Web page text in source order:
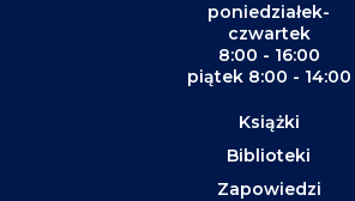
poniedziałek-
czwartek
8:00 - 16:00
piątek 8:00 - 14:00
Książki
Biblioteki
Zapowiedzi